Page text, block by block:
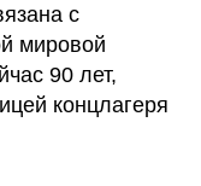
с
мировой
90 лет,
концлагеря